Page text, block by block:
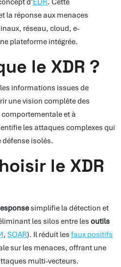
d’EDR. Cette
la réponse aux menaces
réseau, cloud, e-
plateforme intégrée.
le XDR ?
informations issues de
une vision complète des
comportementale et à
les attaques complexes qui
défense isolés.
le XDR
simplifie la détection et
les silos entre les outils
, SOAR). Il réduit les faux positifs
sur les menaces, offrant une
multi-vecteurs.